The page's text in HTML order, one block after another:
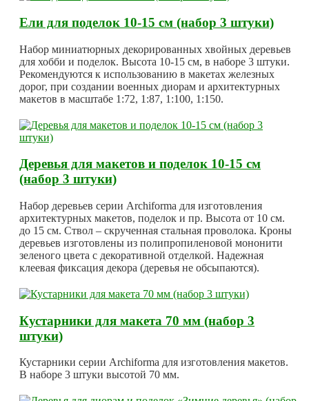
Ели для поделок 10-15 см (набор 3 штуки)
Набор миниатюрных декорированных хвойных деревьев
для хобби и поделок. Высота 10-15 см, в наборе 3 штуки.
Рекомендуются к использованию в макетах железных
дорог, при создании военных диорам и архитектурных
макетов в масштабе 1:72, 1:87, 1:100, 1:150.
Деревья для макетов и поделок 10-15 см
(набор 3 штуки)
Набор деревьев серии Archiforma для изготовления
архитектурных макетов, поделок и пр. Высота от 10 см.
до 15 см. Ствол – скрученная стальная проволока. Кроны
деревьев изготовлены из полипропиленовой мононити
зеленого цвета с декоративной отделкой. Надежная
клеевая фиксация декора (деревья не обсыпаются).
Кустарники для макета 70 мм (набор 3
штуки)
Кустарники серии Archiforma для изготовления макетов.
В наборе 3 штуки высотой 70 мм.